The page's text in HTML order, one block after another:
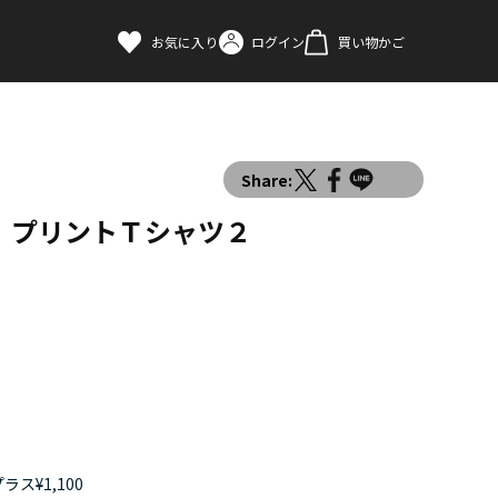
お気に入り ログイン 買い物かご
Share:
リントＴシャツ２
ス¥1,100